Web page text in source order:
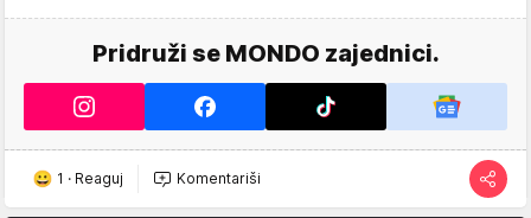
Pridruži se MONDO zajednici.
1 · Reaguj Komentariši